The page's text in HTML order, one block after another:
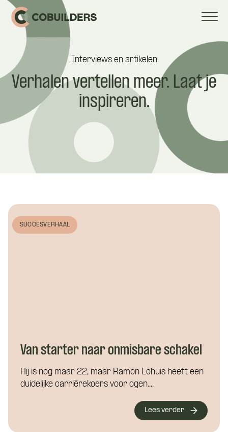
Interviews en artikelen
Verhalenvertellen meer. Laatje
inspireren.
SUCCESVERHAAL
Van starter naar onmisbare schakel
Hij is nog maar 22, maar Ramon Lohuis heeft een
duidelijke carrièrekoers voor ogen....
Lees verder